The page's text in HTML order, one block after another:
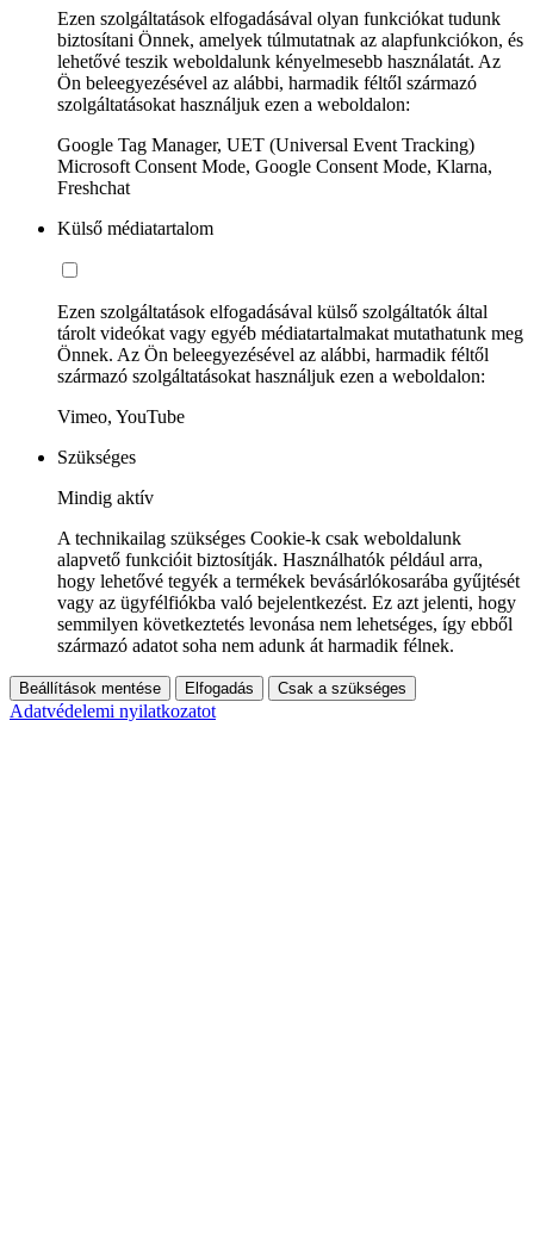
Ezen szolgáltatások elfogadásával olyan funkciókat tudunk
biztosítani Önnek, amelyek túlmutatnak az alapfunkciókon, és
lehetővé teszik weboldalunk kényelmesebb használatát. Az
Ön beleegyezésével az alábbi, harmadik féltől származó
szolgáltatásokat használjuk ezen a weboldalon:
Google Tag Manager, UET (Universal Event Tracking)
Microsoft Consent Mode, Google Consent Mode, Klarna,
Freshchat
Külső médiatartalom
Ezen szolgáltatások elfogadásával külső szolgáltatók által
tárolt videókat vagy egyéb médiatartalmakat mutathatunk meg
Önnek. Az Ön beleegyezésével az alábbi, harmadik féltől
származó szolgáltatásokat használjuk ezen a weboldalon:
Vimeo, YouTube
Szükséges
Mindig aktív
A technikailag szükséges Cookie-k csak weboldalunk
alapvető funkcióit biztosítják. Használhatók például arra,
hogy lehetővé tegyék a termékek bevásárlókosarába gyűjtését
vagy az ügyfélfiókba való bejelentkezést. Ez azt jelenti, hogy
semmilyen következtetés levonása nem lehetséges, így ebből
származó adatot soha nem adunk át harmadik félnek.
Beállítások mentése Elfogadás Csak a szükséges
Adatvédelemi nyilatkozatot